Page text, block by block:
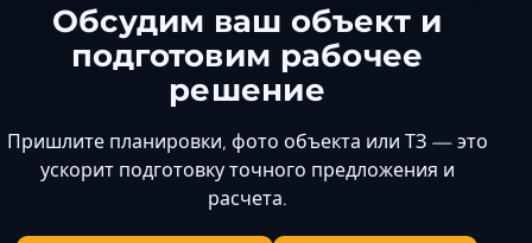
Обсудим ваш объект и
подготовим рабочее
решение
Пришлите планировки, фото объекта или ТЗ — это
ускорит подготовку точного предложения и
расчета.